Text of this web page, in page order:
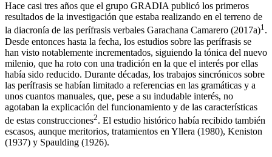
Hace casi tres años que el grupo GRADIA publicó los primeros
resultados de la investigación que estaba realizando en el terreno de
la diacronía de las perífrasis verbales Garachana Camarero (2017a)1.
Desde entonces hasta la fecha, los estudios sobre las perífrasis se
han visto notablemente incrementados, siguiendo la tónica del nuevo
milenio, que ha roto con una tradición en la que el interés por ellas
había sido reducido. Durante décadas, los trabajos sincrónicos sobre
las perífrasis se habían limitado a referencias en las gramáticas y a
unos cuantos manuales, que, pese a su indudable interés, no
agotaban la explicación del funcionamiento y de las características
de estas construcciones2. El estudio histórico había recibido también
escasos, aunque meritorios, tratamientos en Yllera (1980), Keniston
(1937) y Spaulding (1926).